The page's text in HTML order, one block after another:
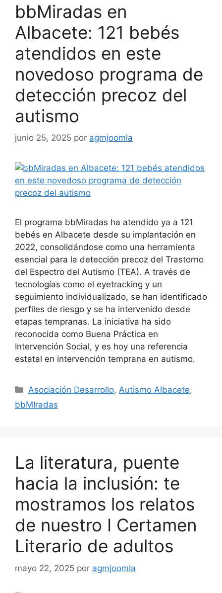
bbMiradas en
Albacete: 121 bebés
atendidos en este
novedoso programa de
detección precoz del
autismo
junio 25, 2025 por agmjoomla
El programa bbMiradas ha atendido ya a 121
bebés en Albacete desde su implantación en
2022, consolidándose como una herramienta
esencial para la detección precoz del Trastorno
del Espectro del Autismo (TEA). A través de
tecnologías como el eyetracking y un
seguimiento individualizado, se han identificado
perfiles de riesgo y se ha intervenido desde
etapas tempranas. La iniciativa ha sido
reconocida como Buena Práctica en
Intervención Social, y es hoy una referencia
estatal en intervención temprana en autismo.
Asociación Desarrollo,Autismo Albacete,
bbMIradas
La literatura, puente
hacia la inclusión: te
mostramos los relatos
de nuestro I Certamen
Literario de adultos
mayo 22, 2025 por agmjoomla